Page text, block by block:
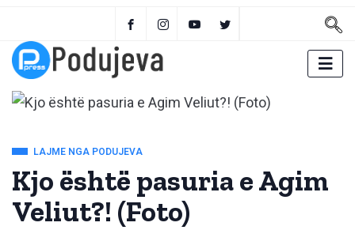
LAJME NGA PODUJEVA
Kjo është pasuria e Agim
Veliut?! (Foto)